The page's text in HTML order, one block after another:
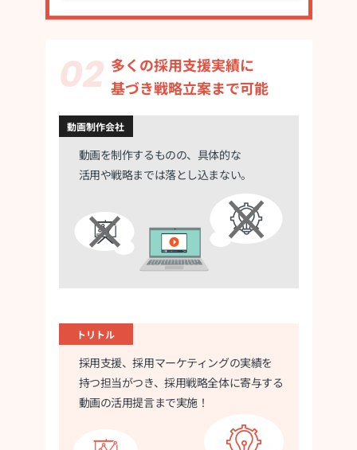
多くの採用支援実績に
基づき戦略立案まで可能
動画制作会社
動画を制作するものの、具体的な
活用や戦略までは落とし込まない。
トリトル
採用支援、採用マーケティングの実績を
持つ担当がつき、採用戦略全体に寄与する
動画の活用提言まで実施！